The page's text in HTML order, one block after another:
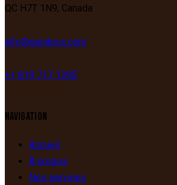
QC H7T 1N9, Canada
info@genibois.com
+1 819 717 1395
NAVIGATION
Accueil
À propos
Nos services